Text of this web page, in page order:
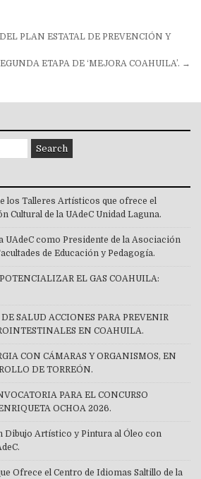
PLAN ESTATAL DE PREVENCIÓN Y
ETAPA DE ‘MEJORA COAHUILA’. →
los Talleres Artísticos que ofrece el
Cultural de la UAdeC Unidad Laguna.
UAdeC como Presidente de la Asociación
de Educación y Pedagogía.
EL GAS COAHUILA:
SALUD ACCIONES PARA PREVENIR
EN COAHUILA.
CON CÁMARAS Y ORGANISMOS, EN
DE TORREÓN.
PARA EL CONCURSO
OCHOA 2026.
Dibujo Artístico y Pintura al Óleo con
Ofrece el Centro de Idiomas Saltillo de la